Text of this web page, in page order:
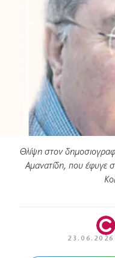
Θλίψη στον
Αμανατίδη, που έφυγε
23.06.2026